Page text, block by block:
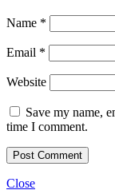
Name *
Email *
Website
Save my name,
time I comment.
Close